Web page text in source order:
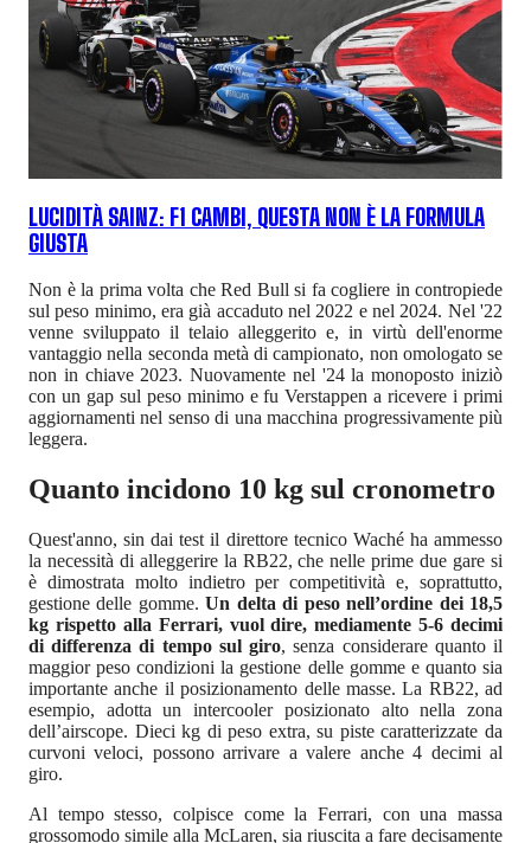
LUCIDITÀ SAINZ: F1 CAMBI, QUESTA NON È LA FORMULA
GIUSTA
Non è la prima volta che Red Bull si fa cogliere in contropiede
sul peso minimo, era già accaduto nel 2022 e nel 2024. Nel '22
venne sviluppato il telaio alleggerito e, in virtù dell'enorme
vantaggio nella seconda metà di campionato, non omologato se
non in chiave 2023. Nuovamente nel '24 la monoposto iniziò
con un gap sul peso minimo e fu Verstappen a ricevere i primi
aggiornamenti nel senso di una macchina progressivamente più
leggera.
Quanto incidono 10 kg sul cronometro
Quest'anno, sin dai test il direttore tecnico Waché ha ammesso
la necessità di alleggerire la RB22, che nelle prime due gare si
è dimostrata molto indietro per competitività e, soprattutto,
gestione delle gomme. Un delta di peso nell’ordine dei 18,5
kg rispetto alla Ferrari, vuol dire, mediamente 5-6 decimi
di differenza di tempo sul giro, senza considerare quanto il
maggior peso condizioni la gestione delle gomme e quanto sia
importante anche il posizionamento delle masse. La RB22, ad
esempio, adotta un intercooler posizionato alto nella zona
dell’airscope. Dieci kg di peso extra, su piste caratterizzate da
curvoni veloci, possono arrivare a valere anche 4 decimi al
giro.
Al tempo stesso, colpisce come la Ferrari, con una massa
grossomodo simile alla McLaren, sia riuscita a fare decisamente